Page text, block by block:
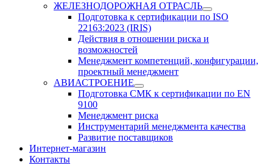
ЖЕЛЕЗНОДОРОЖНАЯ ОТРАСЛЬ
Подготовка к сертификации по ISO
22163:2023 (IRIS)
Действия в отношении риска и
возможностей
Менеджмент компетенций, конфигурации,
проектный менеджмент
АВИАСТРОЕНИЕ
Подготовка СМК к сертификации по EN
9100
Менеджмент риска
Инструментарий менеджмента качества
Развитие поставщиков
Интернет-магазин
Контакты